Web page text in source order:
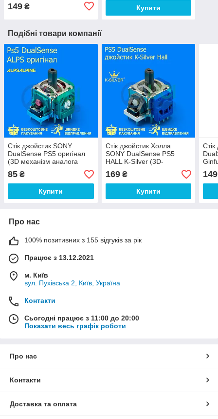
149 ₴ Купити
Подібні товари компанії
Стік джойстик SONY
DualSense PS5 оригінал
(3D механізм аналога
геймпаду контролера
PlayStation 5)
85 ₴
Купити
Стік джойстик Холла
SONY DualSense PS5
HALL K-Silver (3D-
механізм аналога для
геймпаду/контролера
PlayStation 5)
169₴
Купити
149
Про нас
100% позитивних з 155 відгуків за рік
Працює з 13.12.2021
м. Київ
вул. Пухівська 2, Київ, Україна
Контакти
Сьогодні працює з 11:00 до 20:00
Показати весь графік роботи
Про нас
Контакти
Доставка та оплата